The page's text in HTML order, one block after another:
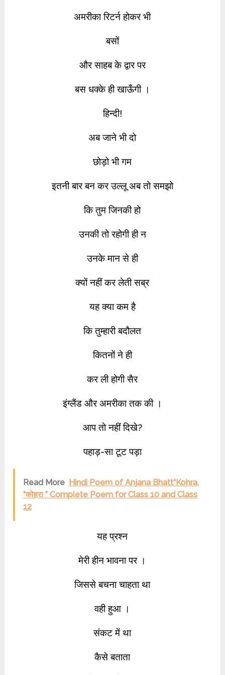
अमरीका रिटर्न होकर भी
बसों
और साहब के द्वार पर
बस धक्के ही खाऊँगी ।
हिन्दी!
अब जाने भी दो
छोड़ो भी गम
इतनी बार बन कर उल्लू अब तो समझो
कि तुम जिनकी हो
उनकी तो रहोगी ही न
उनके मान से ही
क्यों नहीं कर लेती सब्र
यह क्या कम है
कि तुम्हारी बदौलत
कितनों ने ही
कर ली होगी सैर
इंग्लैंड और अमरीका तक की ।
आप तो नहीं दिखे?
पहाड़-सा टूट पड़ा
Read More Hindi Poem of Anjana Bhatt“Kohra,
“कोहरा ” Complete Poem for Class 10 and Class
12
यह प्रश्न
मेरी हीन भावना पर ।
जिससे बचना चाहता था
वही हुआ ।
संकट में था
कैसे बताता